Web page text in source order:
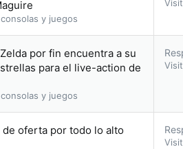
y juegos
por fin encuentra a su
para el live-action de
y juegos
de oferta por todo lo alto